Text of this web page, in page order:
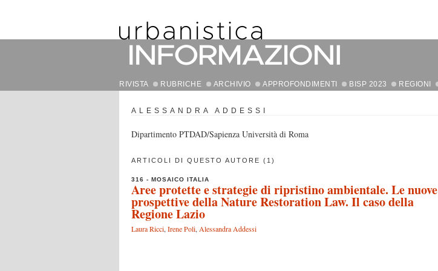
RIVISTA RUBRICHE ARCHIVIO APPROFONDIMENTI BISP 2023 REGIONI
ALESSANDRA ADDESSI
Dipartimento PTDAD/Sapienza Università di Roma
ARTICOLI DI QUESTO AUTORE (1)
316 - MOSAICO ITALIA
Aree protette e strategie di ripristino ambientale. Le nuove
prospettive della Nature Restoration Law. Il caso della
Regione Lazio
Laura Ricci, Irene Poli, Alessandra Addessi